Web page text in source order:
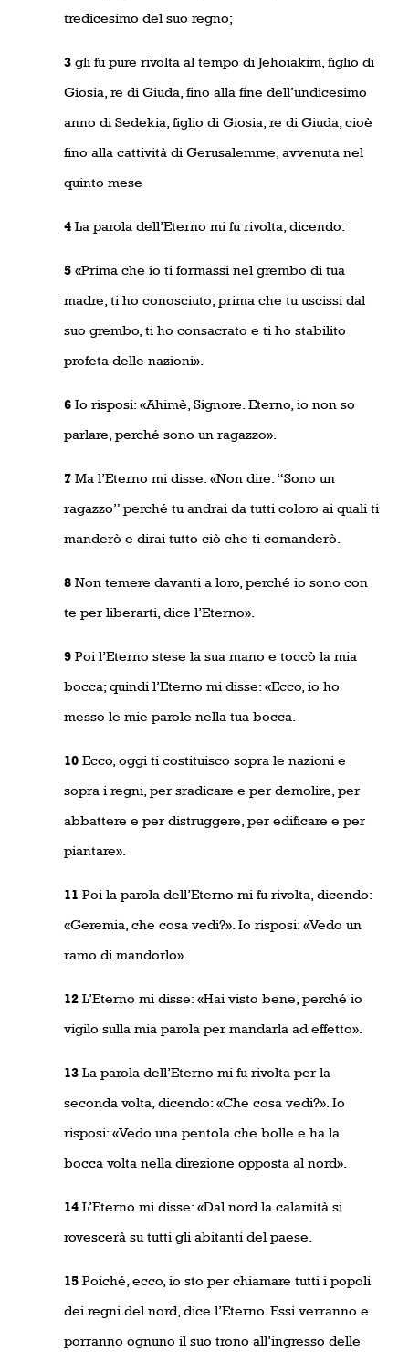
tredicesimo del suo regno;
3 gli fu pure rivolta al tempo di Jehoiakim, figlio di
Giosia, re di Giuda, fino alla fine dell’undicesimo
anno di Sedekia, figlio di Giosia, re di Giuda, cioè
fino alla cattività di Gerusalemme, avvenuta nel
quinto mese
4 La parola dell’Eterno mi fu rivolta, dicendo:
5 «Prima che io ti formassi nel grembo di tua
madre, ti ho conosciuto; prima che tu uscissi dal
suo grembo, ti ho consacrato e ti ho stabilito
profeta delle nazioni».
6 Io risposi: «Ahimè, Signore. Eterno, io non so
parlare, perché sono un ragazzo».
7 Ma l’Eterno mi disse: «Non dire: “Sono un
ragazzo” perché tu andrai da tutti coloro ai quali ti
manderò e dirai tutto ciò che ti comanderò.
8 Non temere davanti a loro, perché io sono con
te per liberarti, dice l’Eterno».
9 Poi l’Eterno stese la sua mano e toccò la mia
bocca; quindi l’Eterno mi disse: «Ecco, io ho
messo le mie parole nella tua bocca.
10 Ecco, oggi ti costituisco sopra le nazioni e
sopra i regni, per sradicare e per demolire, per
abbattere e per distruggere, per edificare e per
piantare».
11 Poi la parola dell’Eterno mi fu rivolta, dicendo:
«Geremia, che cosa vedi?». Io risposi: «Vedo un
ramo di mandorlo».
12 L’Eterno mi disse: «Hai visto bene, perché io
vigilo sulla mia parola per mandarla ad effetto».
13 La parola dell’Eterno mi fu rivolta per la
seconda volta, dicendo: «Che cosa vedi?». Io
risposi: «Vedo una pentola che bolle e ha la
bocca volta nella direzione opposta al nord».
14 L’Eterno mi disse: «Dal nord la calamità si
rovescerà su tutti gli abitanti del paese.
15 Poiché, ecco, io sto per chiamare tutti i popoli
dei regni del nord, dice l’Eterno. Essi verranno e
porranno ognuno il suo trono all’ingresso delle